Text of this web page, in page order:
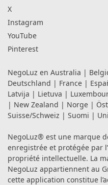
X
Instagram
YouTube
Pinterest
NegoLuz en Australia |
Deutschland | France |
Latvija | Lietuva |
| New Zealand | Norge |
Suisse/Schweiz | Suomi |
NegoLuz® est une marque
enregistrée et protégée par
propriété intellectuelle. La
NegoLuz appartiennent au
cette application constitue